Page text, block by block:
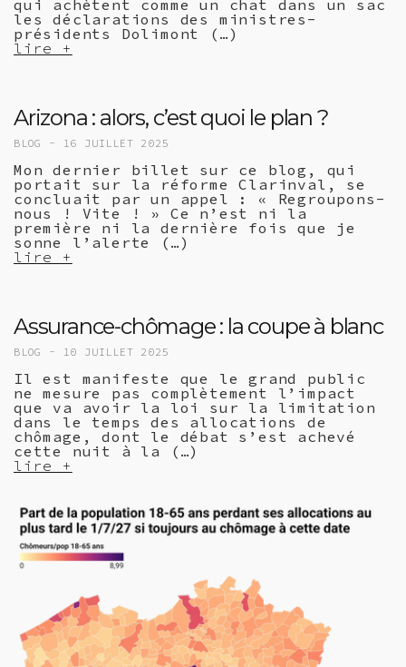
qui achètent comme un chat dans un sac
les déclarations des ministres-
présidents Dolimont (…)
lire +
Arizona : alors, c’est quoi le plan ?
BLOG - 16 JUILLET 2025
Mon dernier billet sur ce blog, qui
portait sur la réforme Clarinval, se
concluait par un appel : « Regroupons-
nous ! Vite ! » Ce n’est ni la
première ni la dernière fois que je
sonne l’alerte (…)
lire +
Assurance-chômage : la coupe à blanc
BLOG - 10 JUILLET 2025
Il est manifeste que le grand public
ne mesure pas complètement l’impact
que va avoir la loi sur la limitation
dans le temps des allocations de
chômage, dont le débat s’est achevé
cette nuit à la (…)
lire +